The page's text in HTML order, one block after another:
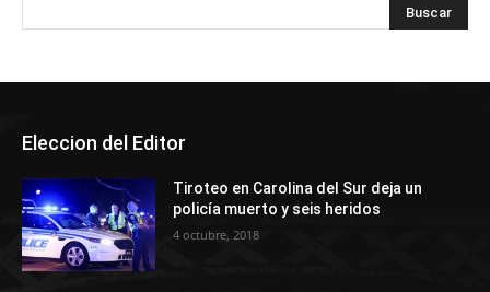
Eleccion del Editor
Tiroteo en Carolina del Sur deja un
policía muerto y seis heridos
4 octubre, 2018